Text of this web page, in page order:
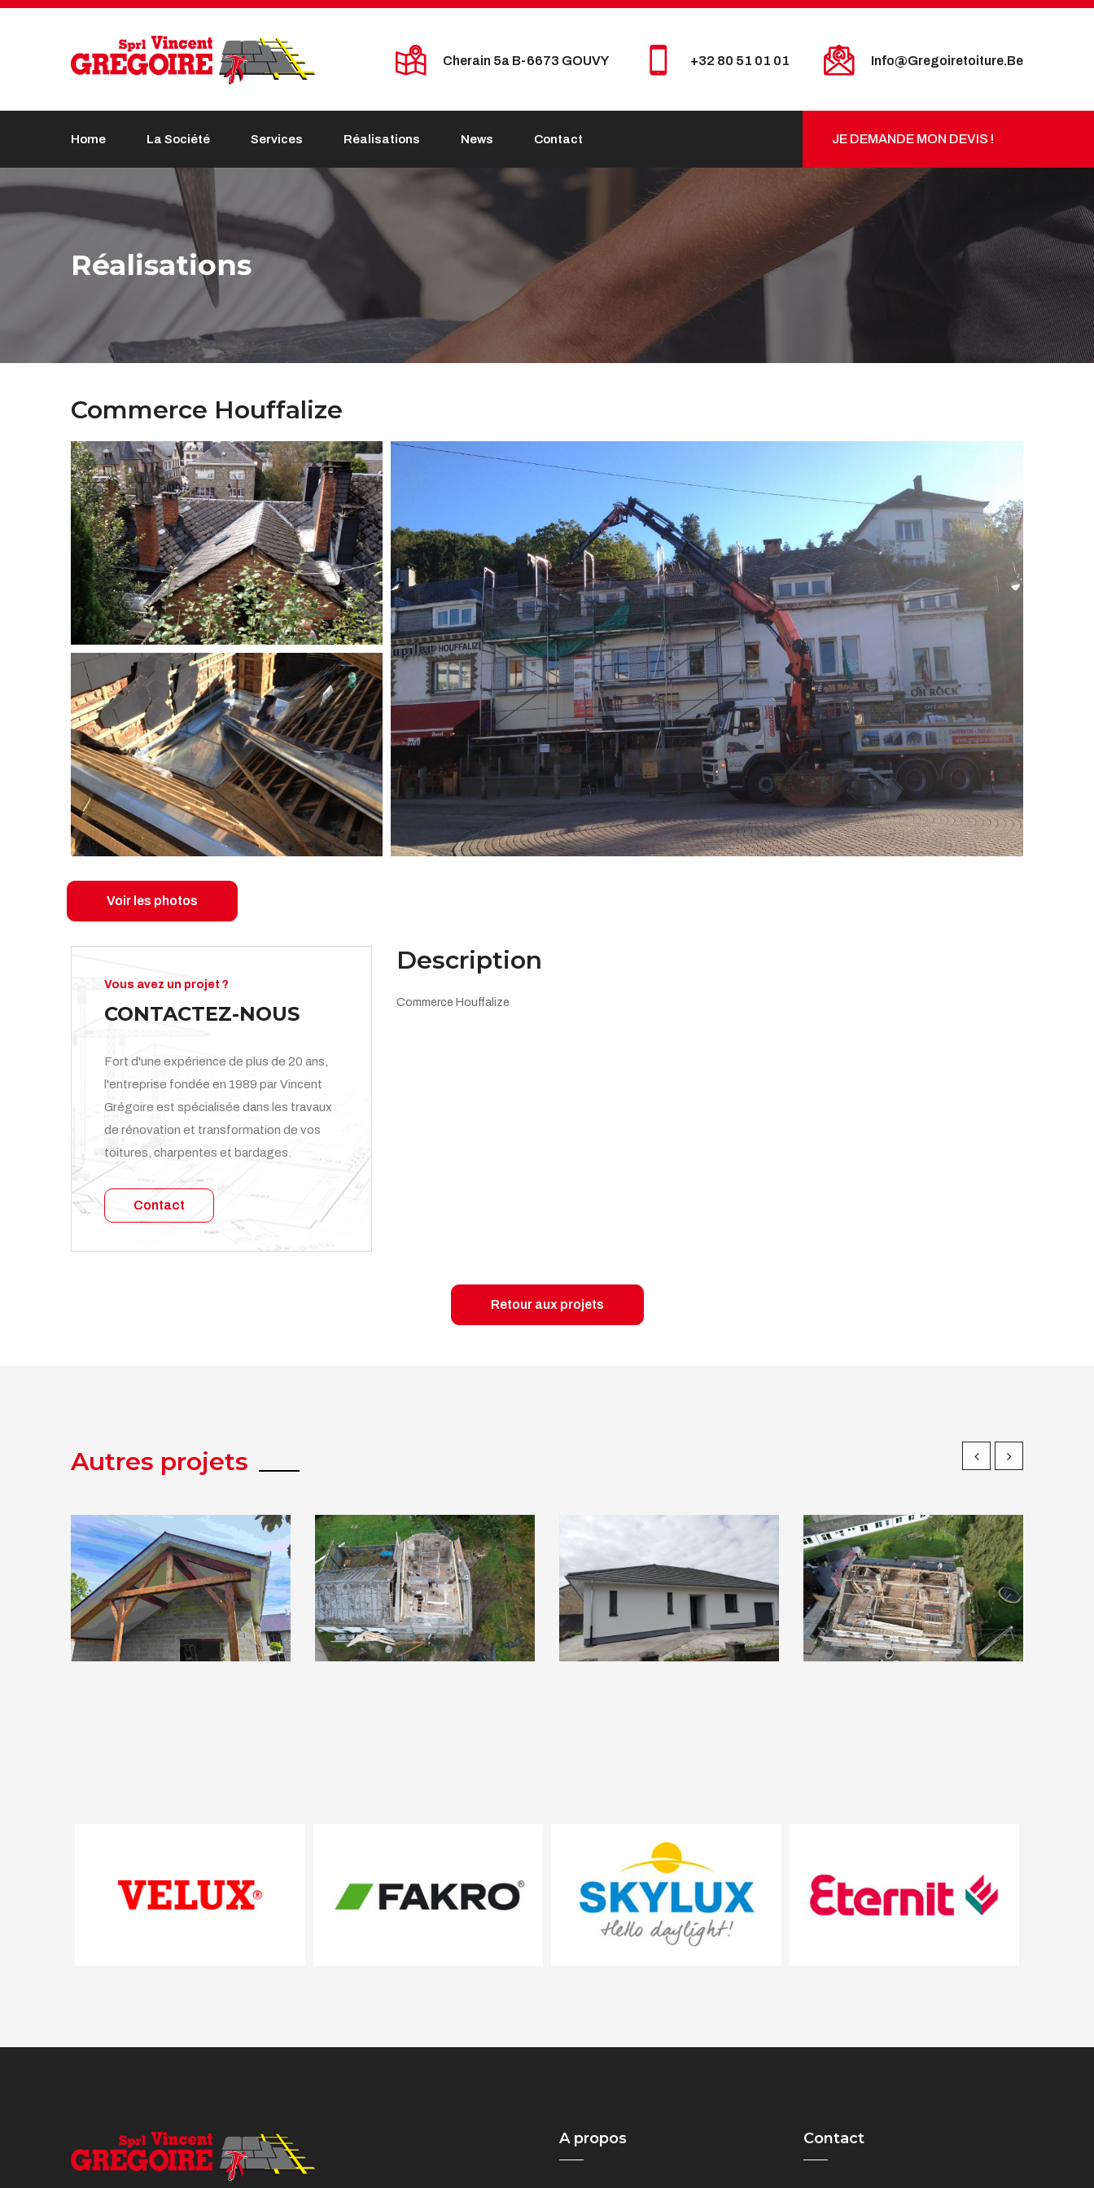
Cherain 5a B-6673 GOUVY +32 80 51 01 01 Info@gregoiretoiture.be
Home La Société Services Réalisations News Contact JE DEMANDE MON DEVIS !
Réalisations
Commerce Houffalize
Voir les photos
Description
Commerce Houffalize
Vous avez un projet ?
CONTACTEZ-NOUS
Fort d'une expérience de plus de 20 ans,
l'entreprise fondée en 1989 par Vincent
Grégoire est spécialisée dans les travaux
de rénovation et transformation de vos
toitures, charpentes et bardages.
Contact
Retour aux projets
Autres projets
A propos Contact